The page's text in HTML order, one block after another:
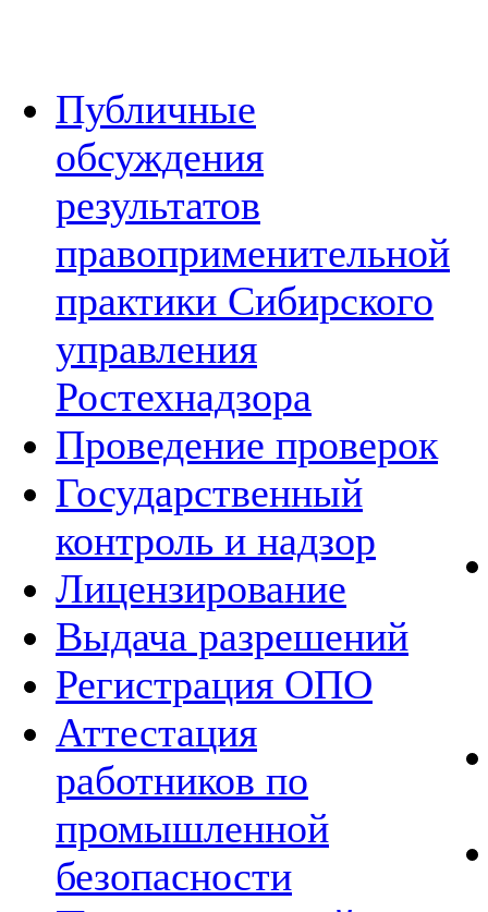
Публичные
обсуждения
результатов
правоприменительной
практики Сибирского
управления
Ростехнадзора
Проведение проверок
Государственный
контроль и надзор
Лицензирование
Выдача разрешений
Регистрация ОПО
Аттестация
работников по
промышленной
безопасности